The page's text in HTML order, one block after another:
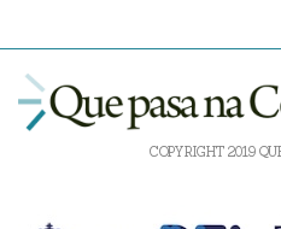
COPYRIGHT 2019